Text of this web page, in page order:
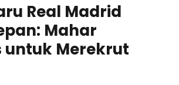
Real Madrid
Mahar
untuk Merekrut